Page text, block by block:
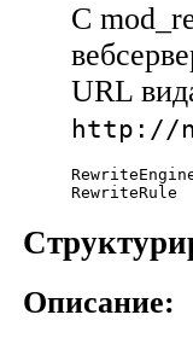
С
URL
http://
Описание: